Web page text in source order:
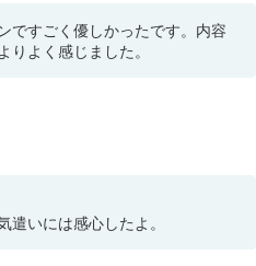
ですごく優しかったです。内容
りよく感じました。
遣いには感心したよ。